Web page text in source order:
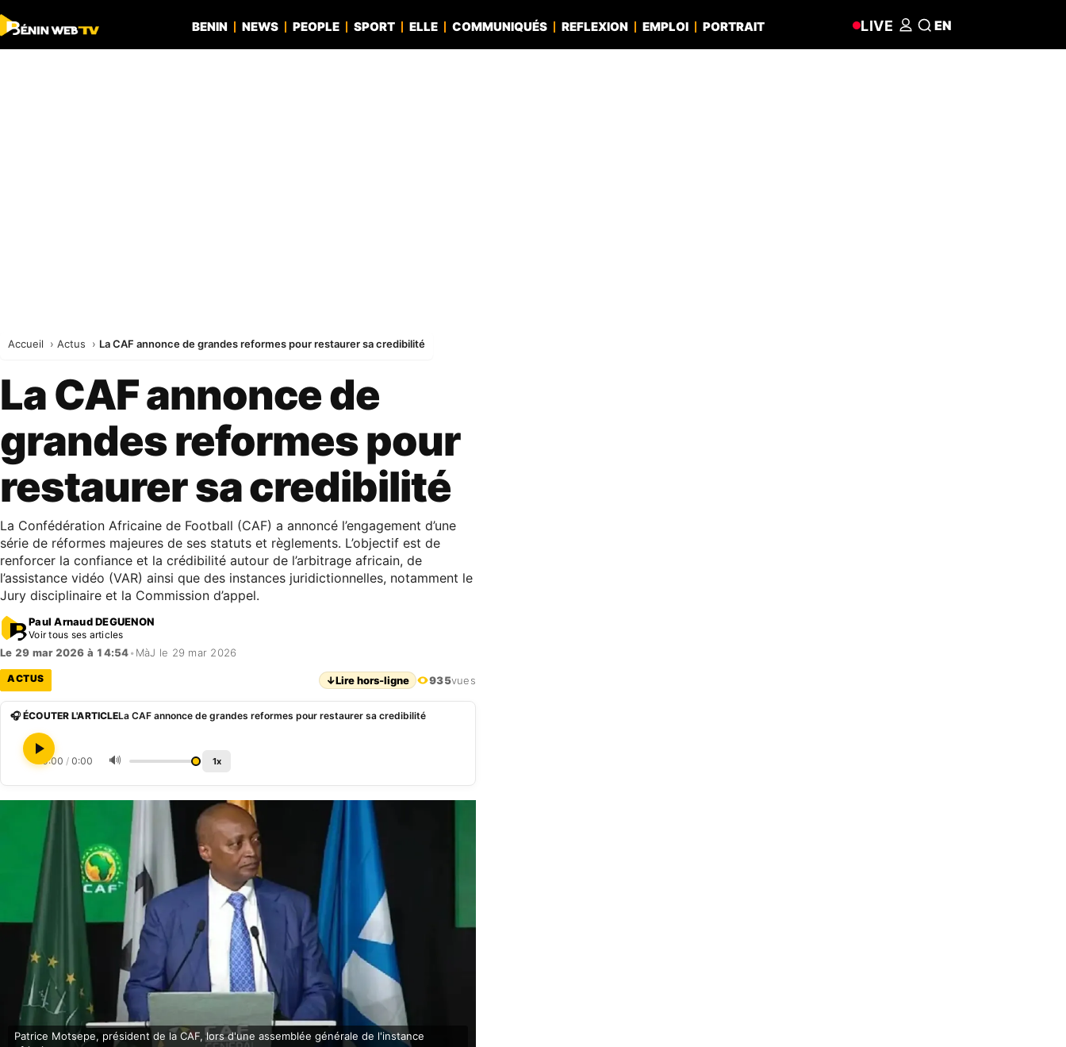
BENIN NEWS PEOPLE SPORT ELLE COMMUNIQUÉS REFLEXION EMPLOI PORTRAIT LIVE EN
Accueil Actus La CAF annonce de grandes reformes pour restaurer sa credibilité
La CAF annonce de
grandes reformes pour
restaurer sa credibilité
La Confédération Africaine de Football (CAF) a annoncé l’engagement d’une
série de réformes majeures de ses statuts et règlements. L’objectif est de
renforcer la confiance et la crédibilité autour de l’arbitrage africain, de
l’assistance vidéo (VAR) ainsi que des instances juridictionnelles, notamment le
Jury disciplinaire et la Commission d’appel.
Paul Arnaud DEGUENON
Voir tous ses articles
Le 29 mar 2026 à 14:54• MàJ le 29 mar 2026
ACTUS ↓Lire hors-ligne 935vues
🎧 ÉCOUTER L'ARTICLELa CAF annonce de grandes reformes pour restaurer sa credibilité
0:00 / 0:00 🔊 1x
Patrice Motsepe, président de la CAF, lors d'une assemblée générale de l'instance